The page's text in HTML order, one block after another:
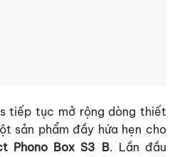
tiếp tục mở rộng dòng thiết
sản phẩm đầy hứa hẹn cho
Phono Box S3 B. Lần đầu